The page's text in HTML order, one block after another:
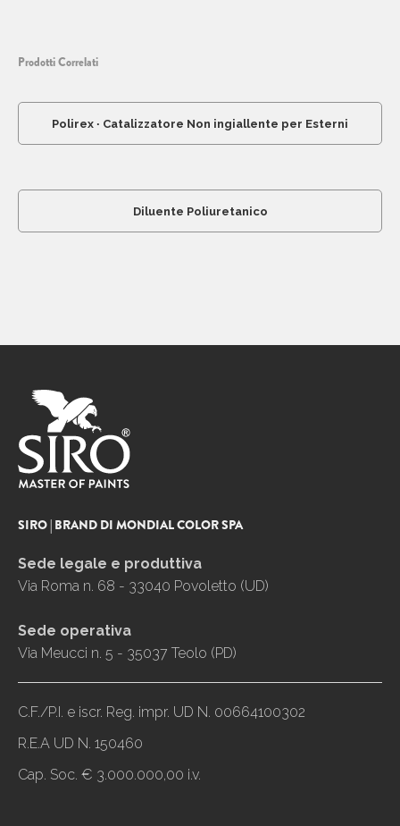
Prodotti Correlati
Polirex ∙ Catalizzatore Non ingiallente per Esterni
Diluente Poliuretanico
SIRO | BRAND DI MONDIAL COLOR SPA
Sede legale e produttiva
Via Roma n. 68 - 33040 Povoletto (UD)
Sede operativa
Via Meucci n. 5 - 35037 Teolo (PD)
C.F./P.I. e iscr. Reg. impr. UD N. 00664100302
R.E.A UD N. 150460
Cap. Soc. € 3.000.000,00 i.v.